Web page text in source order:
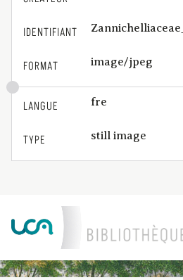
IDENTIFIANT
FORMAT image/jpeg
LANGUE fre
TYPE still image